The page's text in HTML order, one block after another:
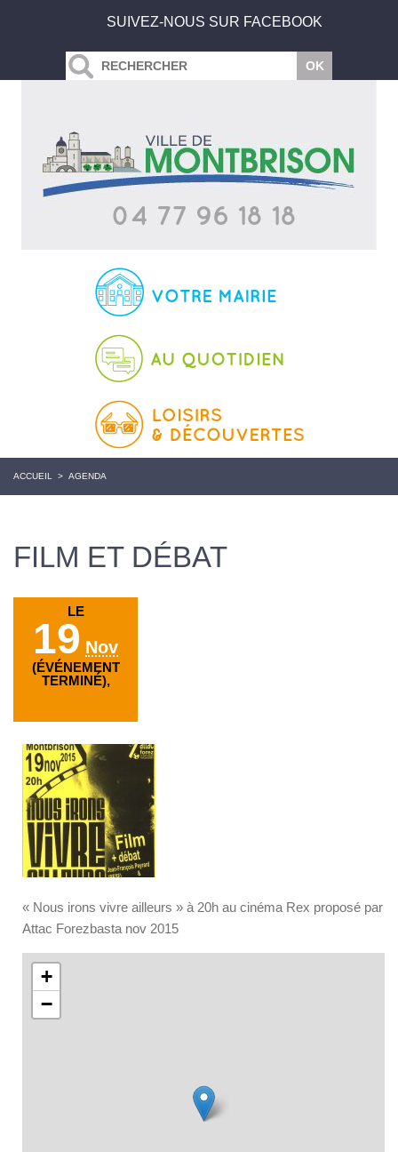
SUIVEZ-NOUS SUR FACEBOOK
ACCUEIL > AGENDA
FILM ET DÉBAT
LE
19 Nov
(ÉVÉNEMENT
TERMINÉ),
« Nous irons vivre ailleurs » à 20h au cinéma Rex proposé par
Attac Forezbasta nov 2015
+
−